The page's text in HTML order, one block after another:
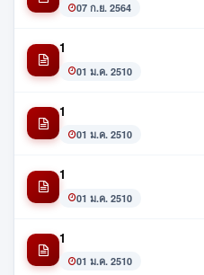
07 ก.ย. 2564
1
01 ม.ค. 2510
1
01 ม.ค. 2510
1
01 ม.ค. 2510
1
01 ม.ค. 2510